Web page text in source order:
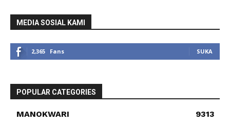
MEDIA SOSIAL KAMI
2,365 Fans SUKA
POPULAR CATEGORIES
MANOKWARI
9313